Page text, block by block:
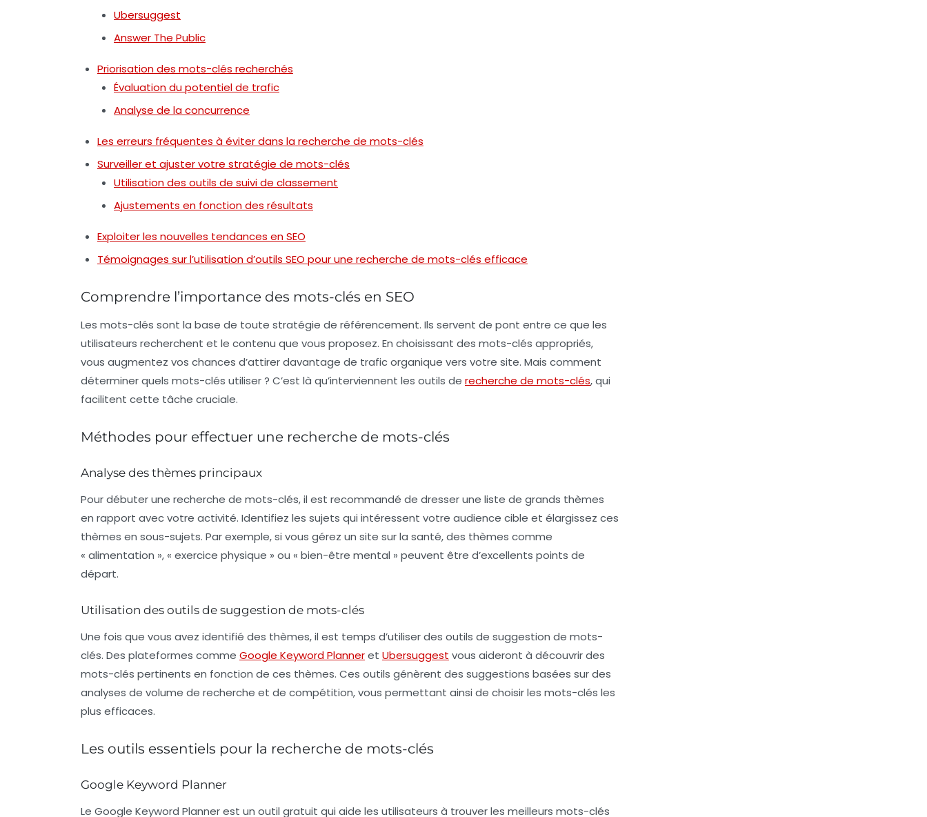
Ubersuggest
Answer The Public
Priorisation des mots-clés recherchés
Évaluation du potentiel de trafic
Analyse de la concurrence
Les erreurs fréquentes à éviter dans la recherche de mots-clés
Surveiller et ajuster votre stratégie de mots-clés
Utilisation des outils de suivi de classement
Ajustements en fonction des résultats
Exploiter les nouvelles tendances en SEO
Témoignages sur l’utilisation d’outils SEO pour une recherche de mots-clés efficace
Comprendre l’importance des mots-clés en SEO
Les mots-clés sont la base de toute stratégie de référencement. Ils servent de pont entre ce que les
utilisateurs recherchent et le contenu que vous proposez. En choisissant des mots-clés appropriés,
vous augmentez vos chances d’attirer davantage de trafic organique vers votre site. Mais comment
déterminer quels mots-clés utiliser ? C’est là qu’interviennent les outils de recherche de mots-clés, qui
facilitent cette tâche cruciale.
Méthodes pour effectuer une recherche de mots-clés
Analyse des thèmes principaux
Pour débuter une recherche de mots-clés, il est recommandé de dresser une liste de grands thèmes
en rapport avec votre activité. Identifiez les sujets qui intéressent votre audience cible et élargissez ces
thèmes en sous-sujets. Par exemple, si vous gérez un site sur la santé, des thèmes comme
« alimentation », « exercice physique » ou « bien-être mental » peuvent être d’excellents points de
départ.
Utilisation des outils de suggestion de mots-clés
Une fois que vous avez identifié des thèmes, il est temps d’utiliser des outils de suggestion de mots-
clés. Des plateformes comme Google Keyword Planneret Ubersuggest vous aideront à découvrir des
mots-clés pertinents en fonction de ces thèmes. Ces outils génèrent des suggestions basées sur des
analyses de volume de recherche et de compétition, vous permettant ainsi de choisir les mots-clés les
plus efficaces.
Les outils essentiels pour la recherche de mots-clés
Google Keyword Planner
Le Google Keyword Plannerest un outil gratuit qui aide les utilisateurs à trouver les meilleurs mots-clés